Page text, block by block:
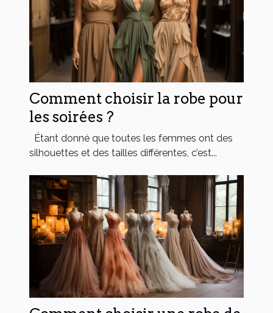
Comment choisir la robe pour
les soirées ?
Étant donné que toutes les femmes ont des
silhouettes et des tailles différentes, c’est...